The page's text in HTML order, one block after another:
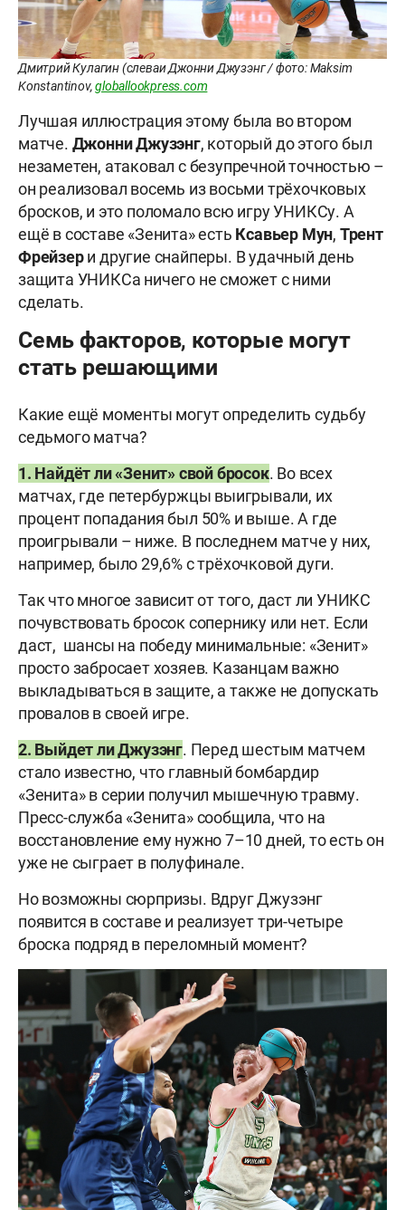
Дмитрий Кулагин (слеваи Джонни Джузэнг / фото: Maksim
Konstantinov,globallookpress.com
Лучшая иллюстрация этому была во втором
матче. ДжонниДжузэнг, который до этого был
незаметен, атаковал с безупречной точностью –
он реализовал восемь из восьми трёхочковых
бросков, и это поломало всю игру УНИКСу. А
ещё в составе «Зенита» есть Ксавьер Мун, Трент
Фрейзери другие снайперы. В удачный день
защита УНИКСа ничего не сможет с ними
сделать.
Семь факторов, которые могут
стать решающими
Какие ещё моменты могут определить судьбу
седьмого матча?
1. Найдёт ли «Зенит» свой бросок. Во всех
матчах, где петербуржцы выигрывали, их
процент попадания был 50% и выше. А где
проигрывали – ниже. В последнем матче у них,
например, было 29,6% с трёхочковой дуги.
Так что многое зависит от того, даст ли УНИКС
почувствовать бросок сопернику или нет. Если
даст, шансы на победу минимальные: «Зенит»
просто забросает хозяев. Казанцам важно
выкладываться в защите, а также не допускать
провалов в своей игре.
2. Выйдет ли Джузэнг. Перед шестым матчем
стало известно, что главный бомбардир
«Зенита» в серии получил мышечную травму.
Пресс-служба «Зенита» сообщила, что на
восстановление ему нужно 7–10 дней, то есть он
уже не сыграет в полуфинале.
Но возможны сюрпризы. Вдруг Джузэнг
появится в составе и реализует три-четыре
броска подряд в переломный момент?